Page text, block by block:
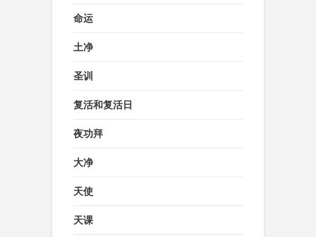
命运
土净
圣训
复活和复活日
夜功拜
大净
天使
天课